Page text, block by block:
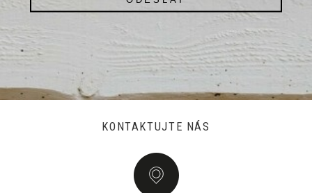
KONTAKTUJTE NÁS